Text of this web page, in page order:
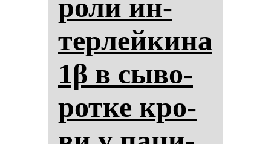
ро­ли ин­
тер­лей­ки­на
1β в сы­во­
рот­ке кро­